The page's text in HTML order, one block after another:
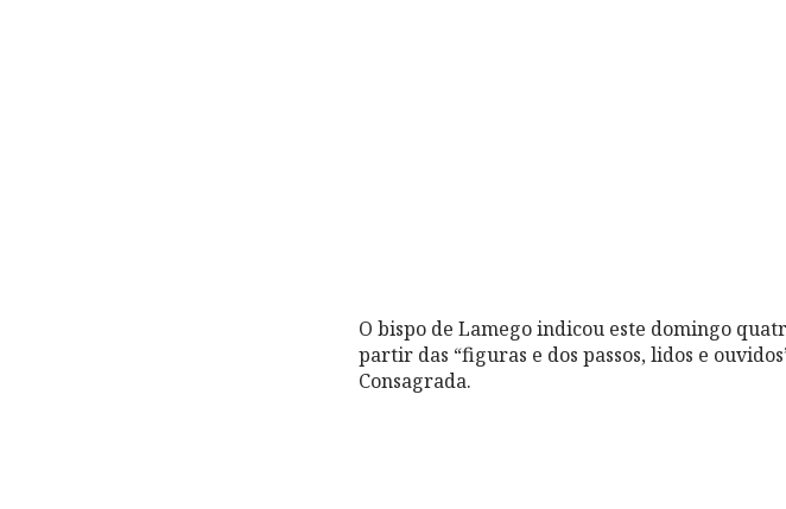
O bispo de Lamego indicou este domingo
partir das “figuras e dos passos, lidos e
Consagrada.